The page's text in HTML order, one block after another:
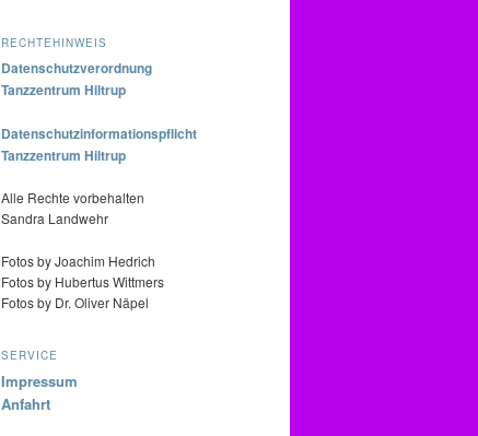
RECHTEHINWEIS
Datenschutzverordnung
Tanzzentrum Hiltrup
Datenschutzinformationspflicht
Tanzzentrum Hiltrup
Alle Rechte vorbehalten
Sandra Landwehr
Fotos by Joachim Hedrich
Fotos by Hubertus Wittmers
Fotos by Dr. Oliver Näpel
SERVICE
Impressum
Anfahrt